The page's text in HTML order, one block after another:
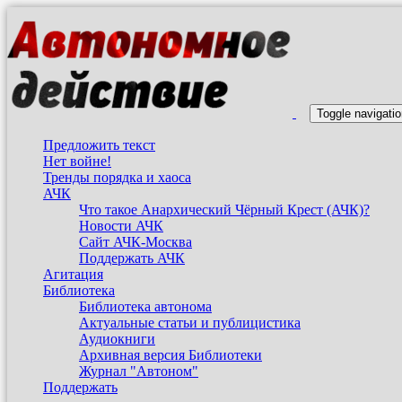
основному
содержанию
Toggle
Предложить текст
Нет войне!
Тренды порядка и хаоса
АЧК
Что такое Анархический Чёрный Крест (АЧК)?
Новости АЧК
Сайт АЧК-Москва
Поддержать АЧК
Агитация
Библиотека
Библиотека автонома
Актуальные статьи и публицистика
Аудиокниги
Архивная версия Библиотеки
Журнал "Автоном"
Поддержать